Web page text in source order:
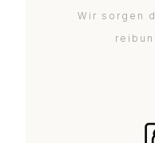
Wir sorgen